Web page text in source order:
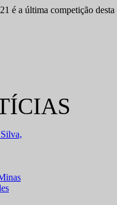
é a última competição